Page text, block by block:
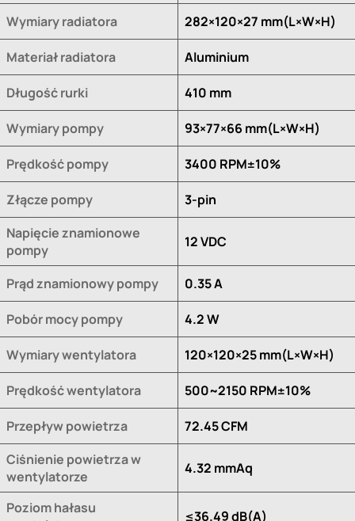
Wymiary radiatora 282×120×27 mm(L×W×H)
Materiał radiatora Aluminium
Długość rurki 410 mm
Wymiary pompy 93×77×66 mm(L×W×H)
Prędkość pompy 3400 RPM±10%
Złącze pompy
3-pin
Napięcie znamionowe
pompy
12 VDC
Prąd znamionowy pompy 0.35 A
Pobór mocy pompy 4.2 W
Wymiary wentylatora 120×120×25 mm(L×W×H)
Prędkość wentylatora 500~2150 RPM±10%
Przepływ powietrza
72.45 CFM
Ciśnienie powietrza w
wentylatorze
4.32 mmAq
Poziom hałasu
≤36.49 dB(A)